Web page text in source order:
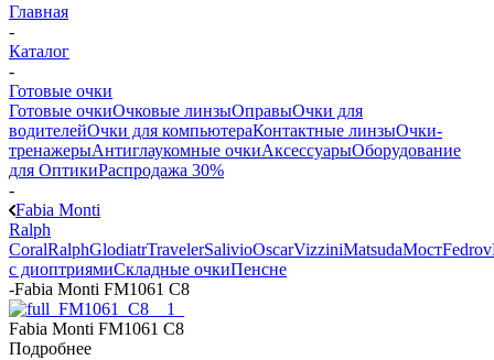
Главная
-
Каталог
-
Готовые очки
Готовые очкиОчковые линзыОправыОчки для
водителейОчки для компьютераКонтактные линзыОчки-
тренажерыАнтиглаукомные очкиАксессуарыОборудование
для ОптикиРаспродажа 30%
-
Fabia Monti
Ralph
CoralRalphGlodiatrTravelerSalivioOscarVizziniMatsudaМостFedrov
с диоптриямиСкладные очкиПенсне
-Fabia Monti FM1061 C8
Fabia Monti FM1061 C8
Подробнее